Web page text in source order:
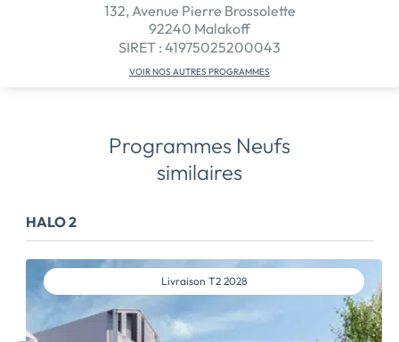
132, Avenue Pierre Brossolette
92240 Malakoff
SIRET : 41975025200043
VOIR NOS AUTRES PROGRAMMES
Programmes Neufs
similaires
HALO 2
Livraison T2 2028